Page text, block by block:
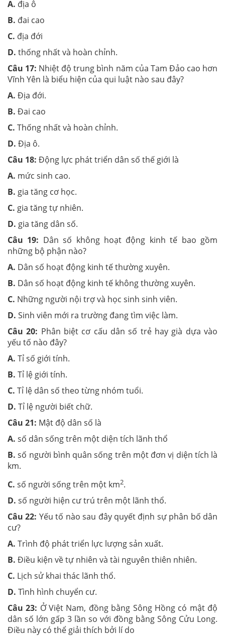
A. địa ô
B. đai cao
C. địa đới
D. thống nhất và hoàn chỉnh.
Câu 17: Nhiệt độ trung bình năm của Tam Đảo cao hơn
Vĩnh Yên là biểu hiện của qui luật nào sau đây?
A. Địa đới.
B. Đai cao
C. Thống nhất và hoàn chỉnh.
D. Địa ô.
Câu 18: Động lực phát triển dân số thế giới là
A. mức sinh cao.
B. gia tăng cơ học.
C. gia tăng tự nhiên.
D. gia tăng dân số.
Câu 19: Dân số không hoạt động kinh tế bao gồm
những bộ phận nào?
A. Dân số hoạt động kinh tế thường xuyên.
B. Dân số hoạt động kinh tế không thường xuyên.
C. Những người nội trợ và học sinh sinh viên.
D. Sinh viên mới ra trường đang tìm việc làm.
Câu 20: Phân biệt cơ cấu dân số trẻ hay già dựa vào
yếu tố nào đây?
A. Tỉ số giới tính.
B. Tỉ lệ giới tính.
C. Tỉ lệ dân số theo từng nhóm tuổi.
D. Tỉ lệ người biết chữ.
Câu 21: Mật độ dân số là
A. số dân sống trên một diện tích lãnh thổ
B.số người bình quân sống trên một đơn vị diện tích là
km.
C. số người sống trên một km2.
D. số người hiện cư trú trên một lãnh thổ.
Câu 22: Yếu tố nào sau đây quyết định sự phân bố dân
cư?
A. Trình độ phát triển lực lượng sản xuất.
B. Điều kiện về tự nhiên và tài nguyên thiên nhiên.
C. Lịch sử khai thác lãnh thổ.
D. Tình hình chuyển cư.
Câu 23: Ở Việt Nam, đồng bằng Sông Hồng có mật độ
dân số lớn gấp 3 lần so với đồng bằng Sông Cửu Long.
Điều này có thể giải thích bởi lí do